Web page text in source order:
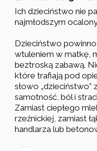
Ich dzieciństwo nie
najmłodszym
Dzieciństwo
wtuleniem w matkę,
beztroską zabawą.
które trafiają pod
słowo „dzieciństwo”
samotność, ból i
Zamiast ciepłego
rzeźnickiej, zamiast
handlarza lub